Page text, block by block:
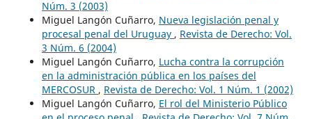
Núm. 3 (2003)
Miguel Langón Cuñarro, Nueva legislación penal y
procesal penal del Uruguay , Revista de Derecho: Vol.
3 Núm. 6 (2004)
Miguel Langón Cuñarro, Lucha contra la corrupción
en la administración pública en los países del
MERCOSUR , Revista de Derecho: Vol. 1 Núm. 1 (2002)
Miguel Langón Cuñarro, El rol del Ministerio Público